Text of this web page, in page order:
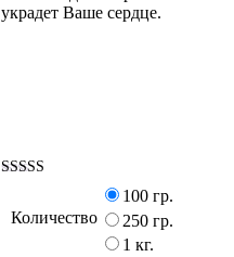
украдет Ваше сердце.
из 5
Количество
100 гр.
250 гр.
1 кг.